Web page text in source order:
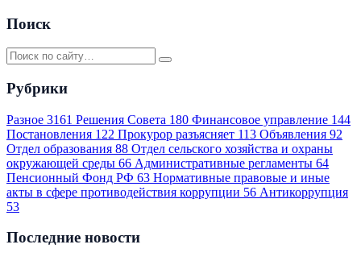
Поиск
Рубрики
Разное 3161 Решения Совета 180 Финансовое управление 144
Постановления 122 Прокурор разъясняет 113 Объявления 92
Отдел образования 88 Отдел сельского хозяйства и охраны
окружающей среды 66 Административные регламенты 64
Пенсионный Фонд РФ 63 Нормативные правовые и иные
акты в сфере противодействия коррупции 56 Антикоррупция
53
Последние новости